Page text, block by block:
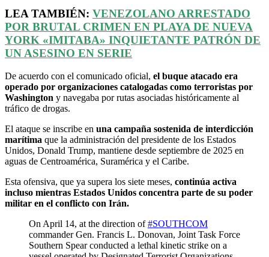
LEA TAMBIÉN: VENEZOLANO ARRESTADO
POR BRUTAL CRIMEN EN PLAYA DE NUEVA
YORK «IMITABA» INQUIETANTE PATRÓN DE
UN ASESINO EN SERIE
De acuerdo con el comunicado oficial, el buque atacado era
operado por organizaciones catalogadas como terroristas por
Washington y navegaba por rutas asociadas históricamente al
tráfico de drogas.
El ataque se inscribe en una campaña sostenida de interdicción
marítima que la administración del presidente de los Estados
Unidos, Donald Trump, mantiene desde septiembre de 2025 en
aguas de Centroamérica, Suramérica y el Caribe.
Esta ofensiva, que ya supera los siete meses, continúa activa
incluso mientras Estados Unidos concentra parte de su poder
militar en el conflicto con Irán.
On April 14, at the direction of#SOUTHCOM
commander Gen. Francis L. Donovan, Joint Task Force
Southern Spear conducted a lethal kinetic strike on a